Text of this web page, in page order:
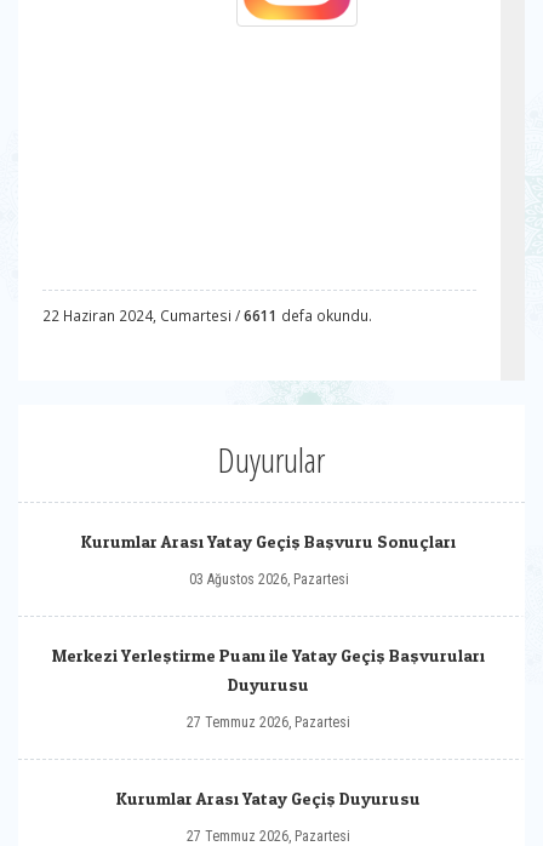
22 Haziran 2024, Cumartesi /6611 defa okundu.
Duyurular
Kurumlar Arası Yatay Geçiş Başvuru Sonuçları
03 Ağustos 2026, Pazartesi
Merkezi Yerleştirme Puanı ile Yatay Geçiş Başvuruları
Duyurusu
27 Temmuz 2026, Pazartesi
Kurumlar Arası Yatay Geçiş Duyurusu
27 Temmuz 2026, Pazartesi